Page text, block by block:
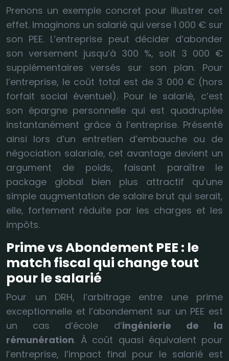
Prenons un exemple concret pour illustrer cet
effet. Imaginons un salarié qui verse 1 000 € sur
son PEE. L’entreprise peut décider d’abonder
son versement jusqu’à 300 %, soit 3 000 €
supplémentaires versés sur son plan. Pour
l’entreprise, le coût total est de 3 000 € (hors
forfait social éventuel). Pour le salarié, c’est
son épargne personnelle qui est quadruplée
instantanément grâce à l’entreprise. Présenté
ainsi lors d’un entretien d’embauche ou de
négociation salariale, cet avantage devient un
argument de poids, faisant paraître le
package global bien plus attractif qu’une
simple augmentation de salaire brut qui serait,
elle, fortement réduite par les charges et les
impôts.
Prime vs Abondement PEE : le
match fiscal qui change tout
pour le salarié
Pour un DRH, l’arbitrage entre une prime
exceptionnelle et l’abondement sur un PEE est
un cas d’école d’ingénierie de la
rémunération. À coût quasi équivalent pour
l’entreprise, l’impact final pour le salarié est